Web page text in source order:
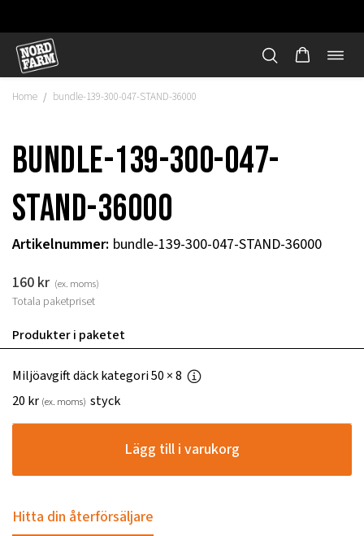
Hoppa
innehåll
Home / bundle-139-300-047-STAND-36000
bundle-139-300-047-
STAND-36000
Artikelnummer: bundle-139-300-047-STAND-36000
160 kr (ex. moms)
Totala paketpriset
Produkter i paketet
Miljöavgift däck kategori 50 × 8
20 kr (ex. moms) styck
Lägg till i varukorg
Hitta din återförsäljare